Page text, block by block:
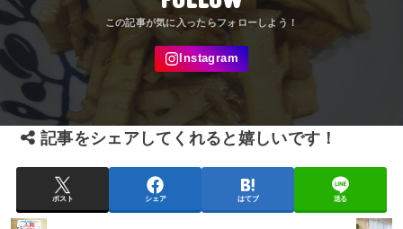
記事をシェアしてくれると嬉しいです！
ポスト シェア はてブ 送る